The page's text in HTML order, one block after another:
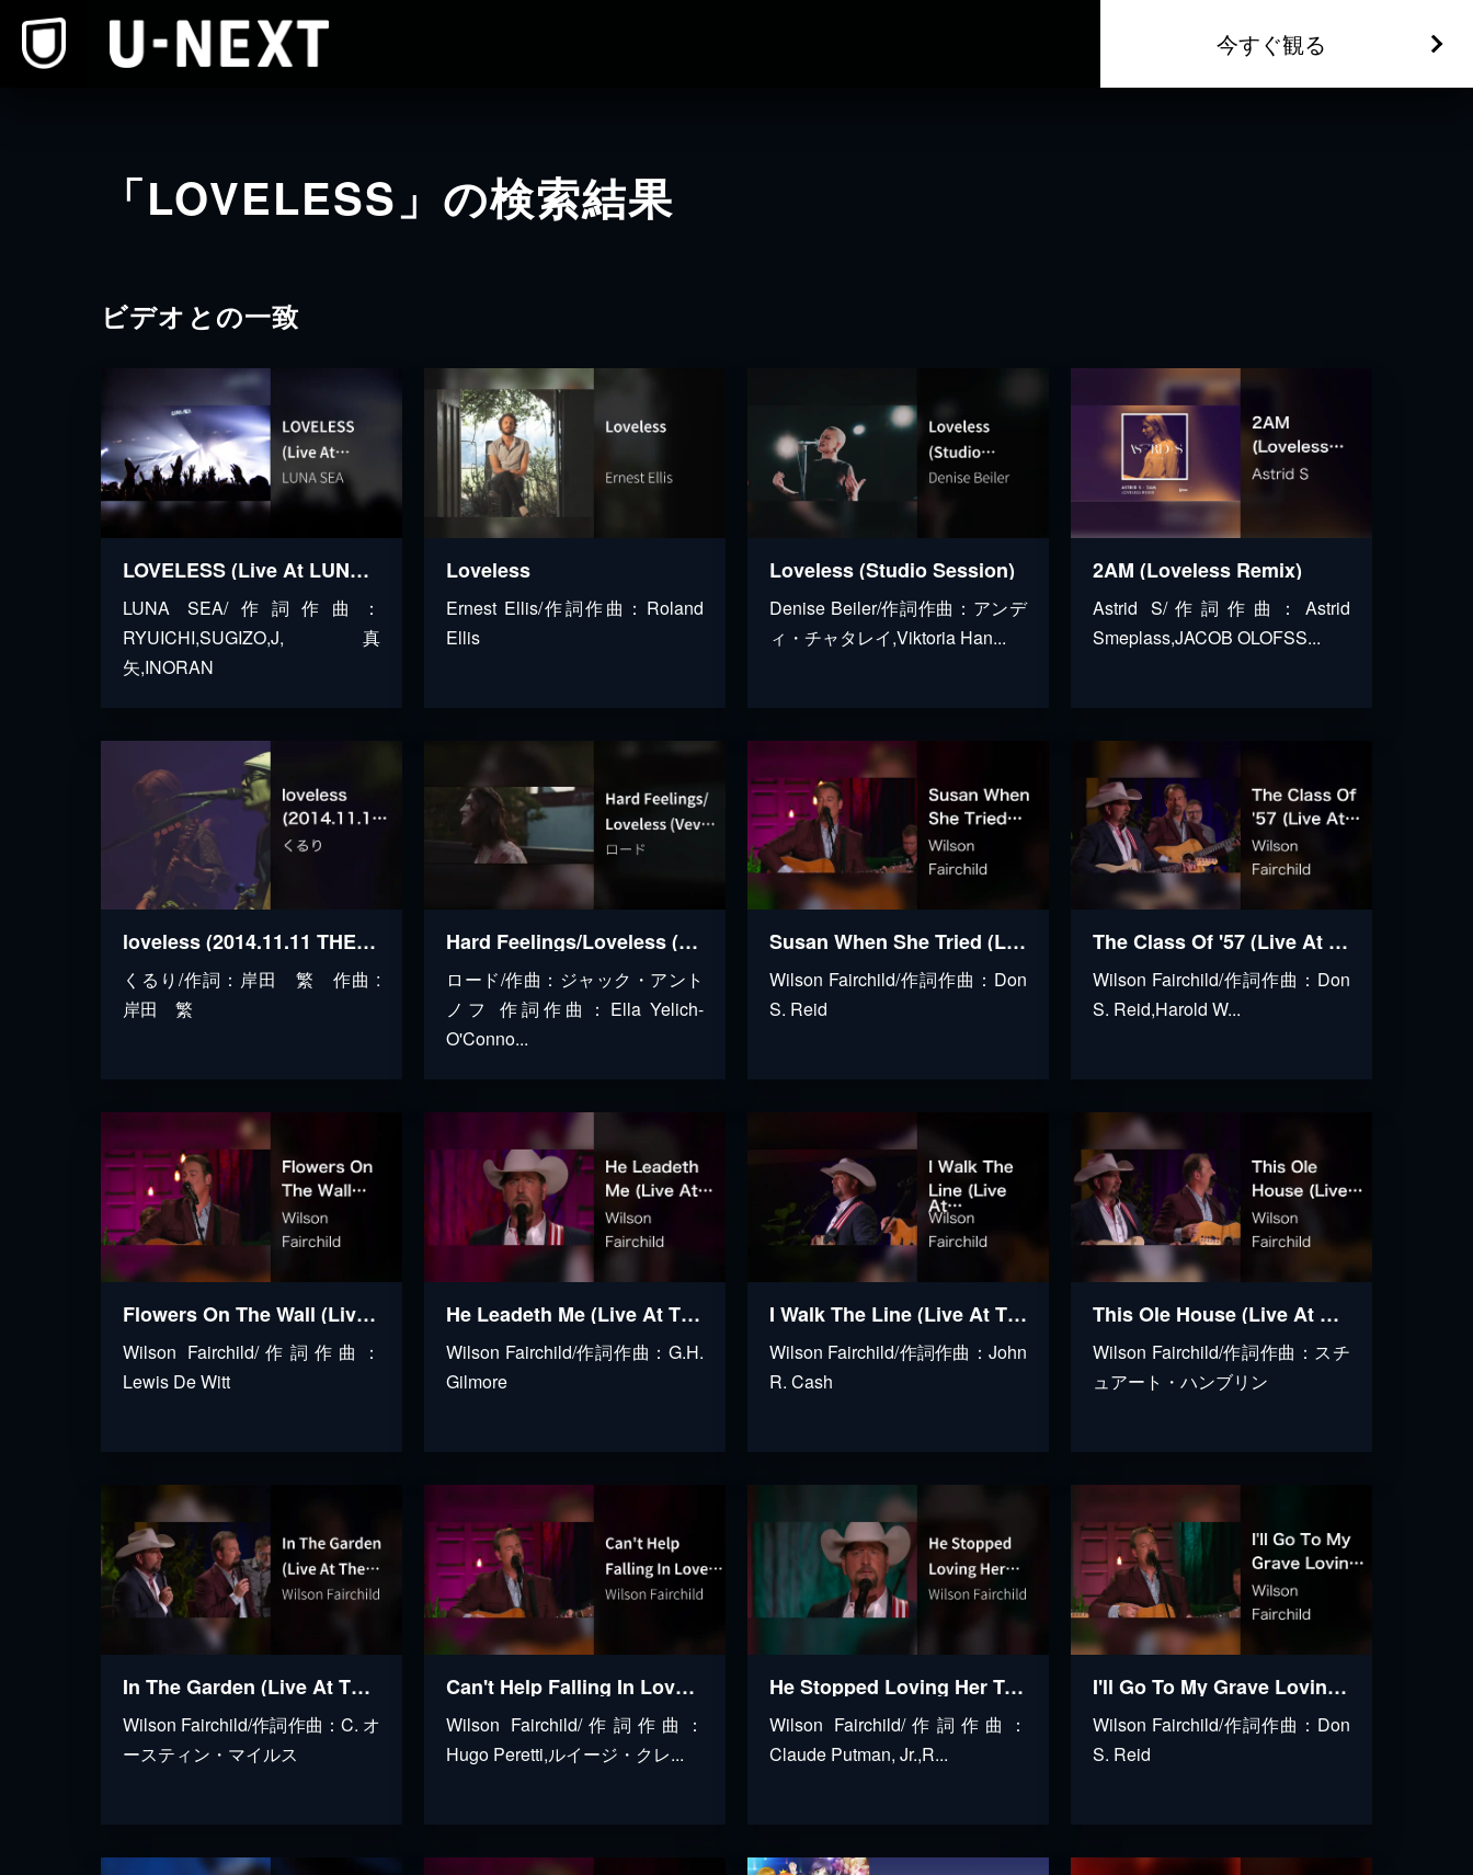
今すぐ観る
「LOVELESS」の検索結果
ビデオとの一致
LOVELESS (Live At LUNATIC FEST SEA, 2018)
LUNA SEA/作詞作曲：
RYUICHI,SUGIZO,J,真
矢,INORAN
Loveless
Ernest Ellis/作詞作曲：Roland
Ellis
Loveless (Studio Session)
Denise Beiler/作詞作曲：アンデ
ィ・チャタレイ,Viktoria Han...
2AM (Loveless Remix)
Astrid S/作詞作曲：Astrid
Smeplass,JACOB OLOFSS...
loveless (2014.11.11 THE PIER LIVE at 中野サンプラザ)
くるり/作詞：岸田 繁 作曲 :
岸田 繁
Hard Feelings/Loveless (Vevo x Lorde)
ロード/作曲：ジャック・アント
ノフ 作詞作曲：Ella Yelich-
O'Conno...
Susan When She Tried (Live At The Loveless Café, Nashville, TN, 2023)
Wilson Fairchild/作詞作曲：Don
S. Reid
The Class Of '57 (Live At The Loveless Café, Nashville, TN, 2023)
Wilson Fairchild/作詞作曲：Don
S. Reid,Harold W...
Flowers On The Wall (Live At The Loveless Café, Nashville, TN, 2023)
Wilson Fairchild/作詞作曲：
Lewis De Witt
He Leadeth Me (Live At The Loveless Café, Nashville, TN, 2023)
Wilson Fairchild/作詞作曲：G.H.
Gilmore
I Walk The Line (Live At The Loveless Café, Nashville, TN, 2023)
Wilson Fairchild/作詞作曲：John
R. Cash
This Ole House (Live At The Loveless Café, Nashville, TN, 2023)
Wilson Fairchild/作詞作曲：スチ
ュアート・ハンブリン
In The Garden (Live At The Loveless Café, Nashville, TN / 2023)
Wilson Fairchild/作詞作曲：C. オ
ースティン・マイルス
Can't Help Falling In Love (Live At The Loveless Café, Nashville, TN, 2023)
Wilson Fairchild/作詞作曲：
Hugo Peretti,ルイージ・クレ...
He Stopped Loving Her Today (Live At The Loveless Café, Nashville, TN 2023)
Wilson Fairchild/作詞作曲：
Claude Putman, Jr.,R...
I'll Go To My Grave Loving You (Live At The Loveless Café, Nashville, TN, 2023)
Wilson Fairchild/作詞作曲：Don
S. Reid